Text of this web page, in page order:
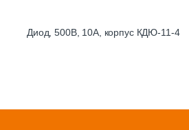
Диод, 500В, 10А, корпус КДЮ-11-4